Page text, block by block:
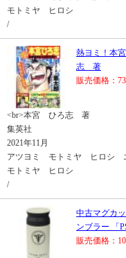
モトミヤ ヒロシ
/
熱ヨミ！本
志 著
販売価格：
<br>本宮 ひろ志 著
集英社
2021年11月
アツヨミ モトミヤ ヒロシ
モトミヤ ヒロシ
/
中古マグカ
ンブラー 「
販売価格：